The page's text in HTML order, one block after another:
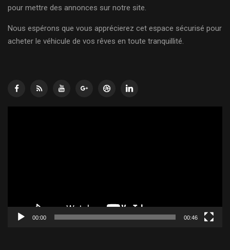
pour mettre des annonces sur notre site.
Nous espérons que vous apprécierez cet espace sécurisé pour
acheter le véhicule de vos rêves en toute tranquillité.
00:00 00:46